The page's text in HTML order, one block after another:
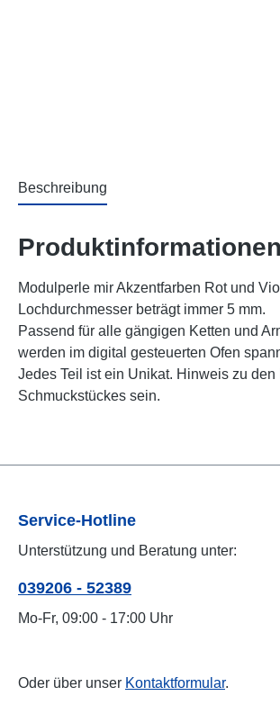
Beschreibung
Modulperle mir Akzentfarben Rot und
Lochdurchmesser beträgt immer 5 mm.
Passend für alle gängigen Ketten und
werden im digital gesteuerten Ofen
Jedes Teil ist ein Unikat. Hinweis zu
Schmuckstückes sein.
Service-Hotline
Unterstützung und Beratung unter:
039206 - 52389
Mo-Fr, 09:00 - 17:00 Uhr
Oder über unser Kontaktformular.